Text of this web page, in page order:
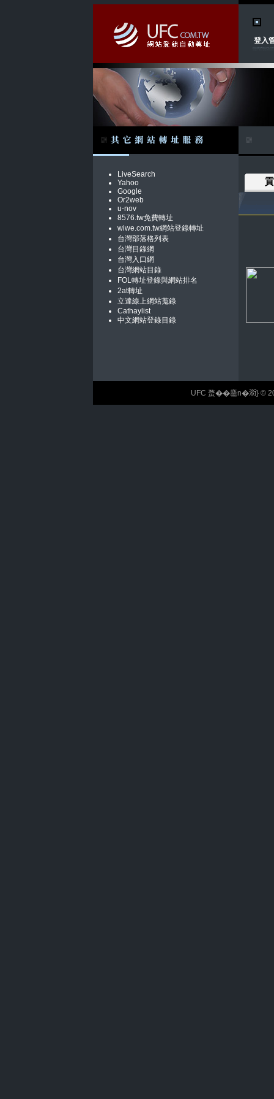
登入
LiveSearch
Yahoo
Google
Or2web
u-nov
8576.tw免費轉址
wiwe.com.tw網站登錄轉址
台灣部落格列表
台灣目錄網
台灣入口網
台灣網站目錄
FOL轉址登錄與網站排名
2at轉址
立達線上網站蒐錄
Cathaylist
中文網站登錄目錄
UFC 蝥��麢n�𣶹} ©